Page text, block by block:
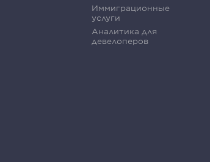
Иммиграционные
услуги
Аналитика для
девелоперов